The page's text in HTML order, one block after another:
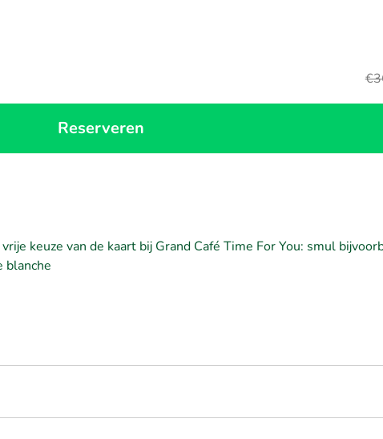
Reserveren
keuze van de kaart bij Grand Café Time For You: smul
blanche